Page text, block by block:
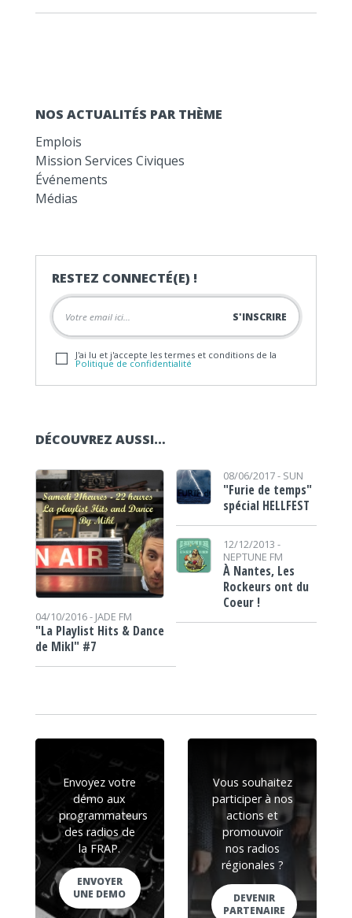
NOS ACTUALITÉS PAR THÈME
Emplois
Mission Services Civiques
Événements
Médias
RESTEZ CONNECTÉ(E) !
J'ai lu et j'accepte les termes et conditions de la
Politique de confidentialité
DÉCOUVREZ AUSSI…
04/10/2016 - JADE FM
"La Playlist Hits & Dance
de Mikl" #7
08/06/2017 - SUN
"Furie de temps"
spécial HELLFEST
12/12/2013 -
NEPTUNE FM
À Nantes, Les
Rockeurs ont du
Coeur !
Envoyez votre
démo aux
programmateurs
des radios de
la FRAP.
ENVOYER
UNE DEMO
Vous souhaitez
participer à nos
actions et
promouvoir
nos radios
régionales ?
DEVENIR
PARTENAIRE